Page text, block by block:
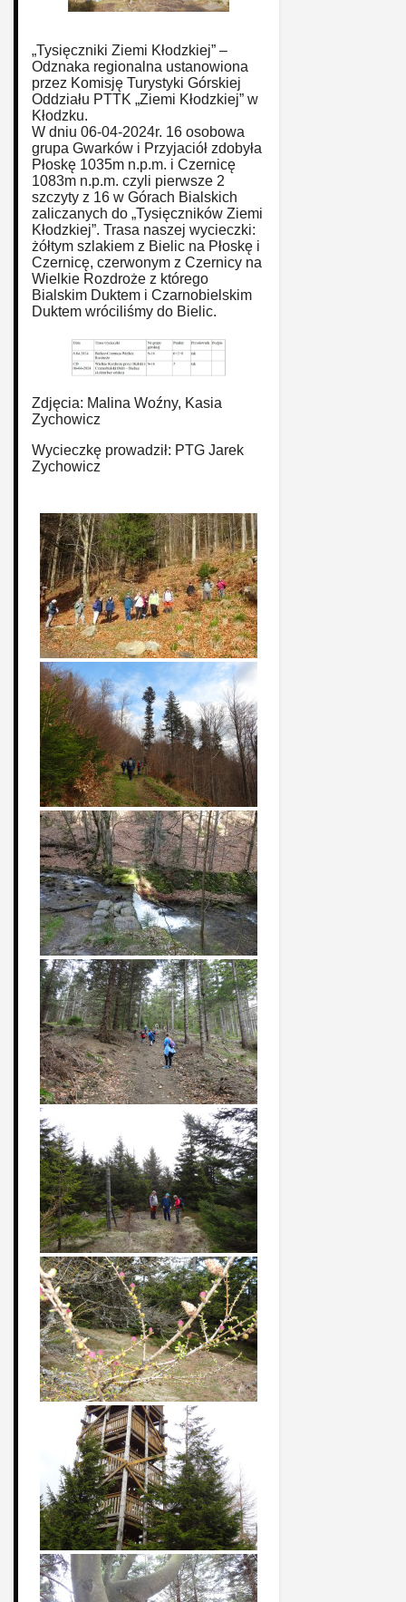
„Tysięczniki Ziemi Kłodzkiej” –
Odznaka regionalna ustanowiona
przez Komisję Turystyki Górskiej
Oddziału PTTK „Ziemi Kłodzkiej” w
Kłodzku.
W dniu 06-04-2024r. 16 osobowa
grupa Gwarków i Przyjaciół zdobyła
Płoskę 1035m n.p.m. i Czernicę
1083m n.p.m. czyli pierwsze 2
szczyty z 16 w Górach Bialskich
zaliczanych do „Tysięczników Ziemi
Kłodzkiej”. Trasa naszej wycieczki:
żółtym szlakiem z Bielic na Płoskę i
Czernicę, czerwonym z Czernicy na
Wielkie Rozdroże z którego
Bialskim Duktem i Czarnobielskim
Duktem wróciliśmy do Bielic.
Zdjęcia: Malina Woźny, Kasia
Zychowicz
Wycieczkę prowadził: PTG Jarek
Zychowicz